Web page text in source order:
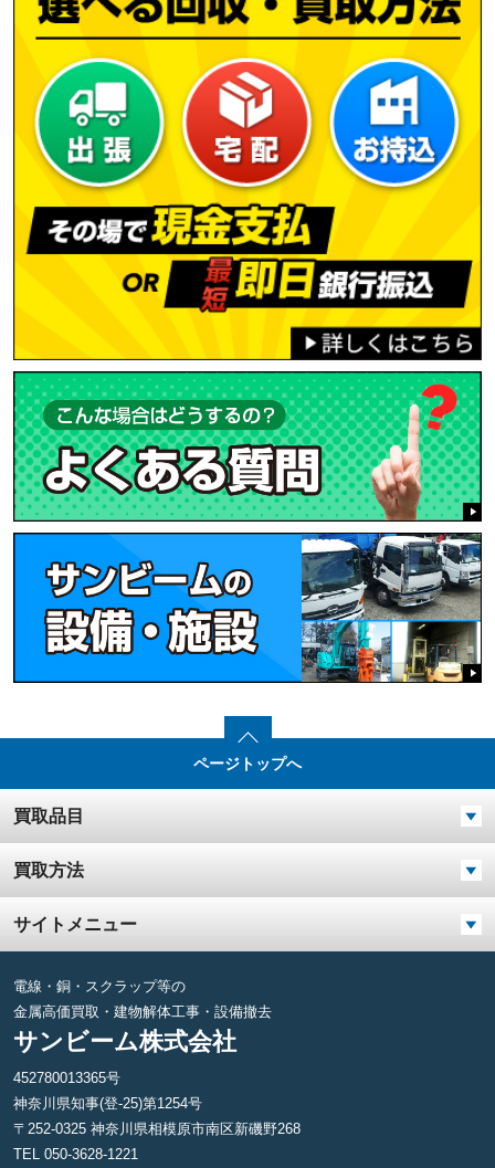
ページトップへ
買取品目
買取方法
サイトメニュー
電線・銅・スクラップ等の
金属高価買取・建物解体工事・設備撤去
サンビーム株式会社
452780013365号
神奈川県知事(登-25)第1254号
〒252-0325 神奈川県相模原市南区新磯野268
TEL 050-3628-1221